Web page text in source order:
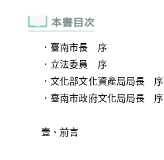
．臺南市長 序
．立法委員 序
．文化部文化資產局局長 序
．臺南市政府文化局局長 序
壹、前言